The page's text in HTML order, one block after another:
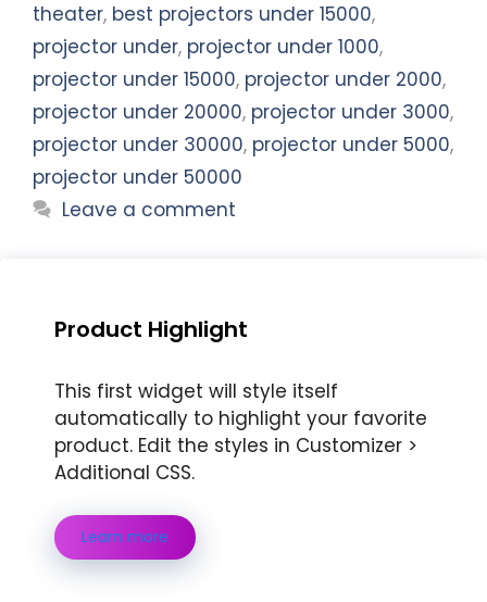
theater, best projectors under 15000,
projector under, projector under 1000,
projector under 15000, projector under 2000,
projector under 20000, projector under 3000,
projector under 30000, projector under 5000,
projector under 50000
Leave a comment
Product Highlight
This first widget will style itself
automatically to highlight your favorite
product. Edit the styles in Customizer >
Additional CSS.
Learn more